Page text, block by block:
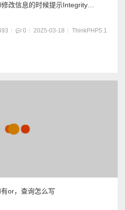
改信息的时候提示Integrity
entry '64621' for key
0 2025-03-18 ThinkPHP5.1
or，查询怎么写